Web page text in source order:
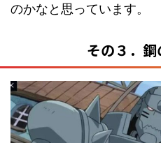
のかなと思っています。
その３．